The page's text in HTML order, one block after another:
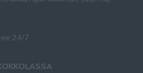
24/7